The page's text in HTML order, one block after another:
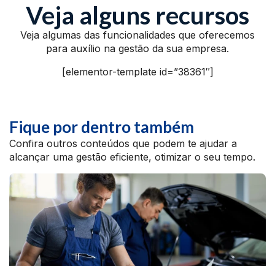
Veja alguns recursos
Veja algumas das funcionalidades que oferecemos
para auxílio na gestão da sua empresa.
[elementor-template id=”38361″]
Fique por dentro também
Confira outros conteúdos que podem te ajudar a
alcançar uma gestão eficiente, otimizar o seu tempo.